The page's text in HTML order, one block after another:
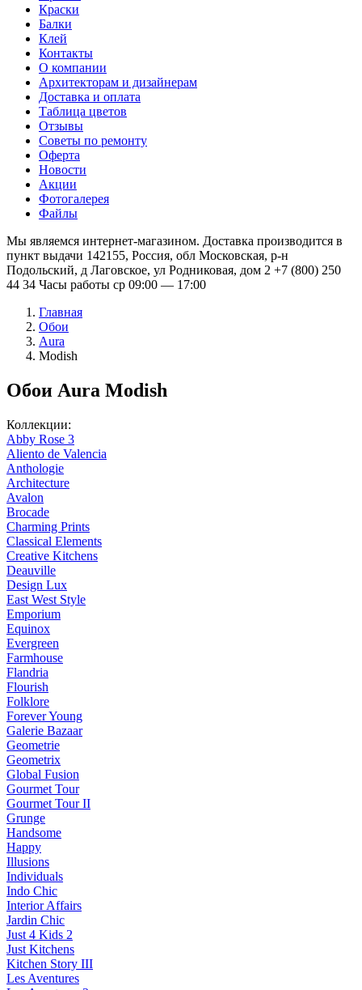
Краски
Балки
Клей
Контакты
О компании
Архитекторам и дизайнерам
Доставка и оплата
Таблица цветов
Отзывы
Советы по ремонту
Оферта
Новости
Акции
Фотогалерея
Файлы
Мы являемся интернет-магазином. Доставка производится в
пункт выдачи 142155, Россия, обл Московская, р-н
Подольский, д Лаговское, ул Родниковая, дом 2 +7 (800) 250
44 34 Часы работы ср 09:00 — 17:00
Главная
Обои
Aura
Modish
Обои Aura Modish
Коллекции:
Abby Rose 3
Aliento de Valencia
Anthologie
Architecture
Avalon
Brocade
Charming Prints
Classical Elements
Creative Kitchens
Deauville
Design Lux
East West Style
Emporium
Equinox
Evergreen
Farmhouse
Flandria
Flourish
Folklore
Forever Young
Galerie Bazaar
Geometrie
Geometrix
Global Fusion
Gourmet Tour
Gourmet Tour II
Grunge
Handsome
Happy
Illusions
Individuals
Indo Chic
Interior Affairs
Jardin Chic
Just 4 Kids 2
Just Kitchens
Kitchen Story III
Les Aventures